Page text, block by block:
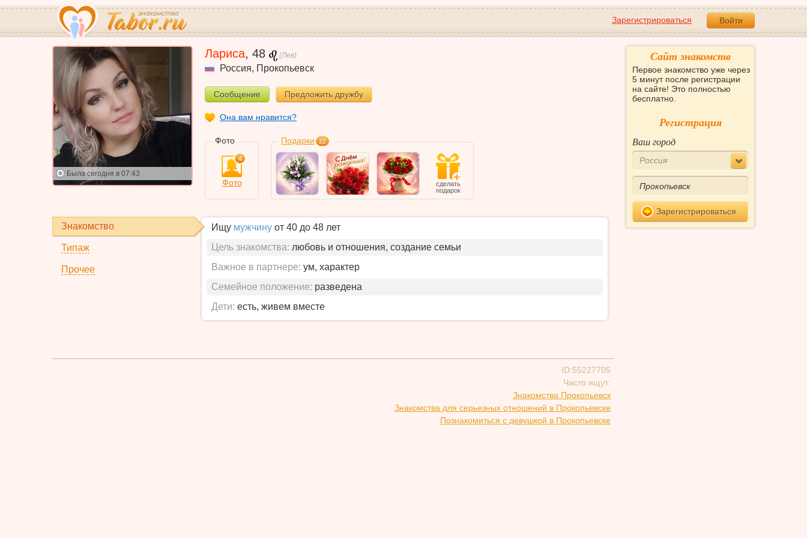
Зарегистрироваться Войти
Быласегодня в 07:43
Лариса, 48 (Лев)
Россия, Прокопьевск
Сообщение Предложить дружбу
Она вам нравится?
Фото
4
Фото
Подарки 22
сделать
подарок
Знакомство
Типаж
Прочее
Ищу мужчину от 40 до 48 лет
Цель знакомства: любовь и отношения, создание семьи
Важное в партнере: ум, характер
Семейное положение: разведена
Дети: есть, живем вместе
ID:55227705
Часто ищут:
Знакомства Прокопьевск
Знакомства для серьезных отношений в Прокопьевске
Познакомиться с девушкой в Прокопьевске
Сайт знакомств
Первое знакомство уже через
5 минут после регистрации
на сайте! Это полностью
бесплатно.
Регистрация
Ваш город
Россия
Зарегистрироваться